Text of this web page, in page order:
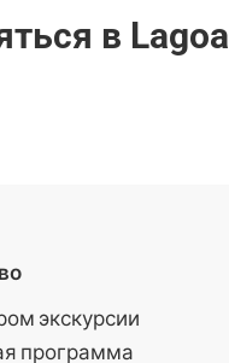
в Lagoa
экскурсии
программа